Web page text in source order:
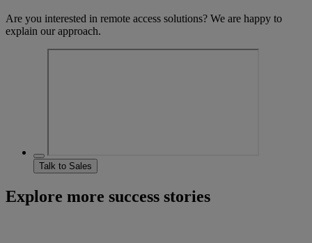
Are you interested in remote access solutions? We are happy to
explain our approach.
Talk to Sales
Explore more success stories